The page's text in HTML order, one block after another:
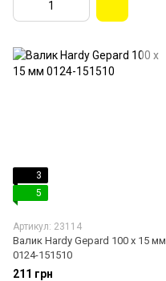
3
5
Артикул: 23114
Валик Hardy Gepard 100 х 15 мм
0124-151510
211 грн